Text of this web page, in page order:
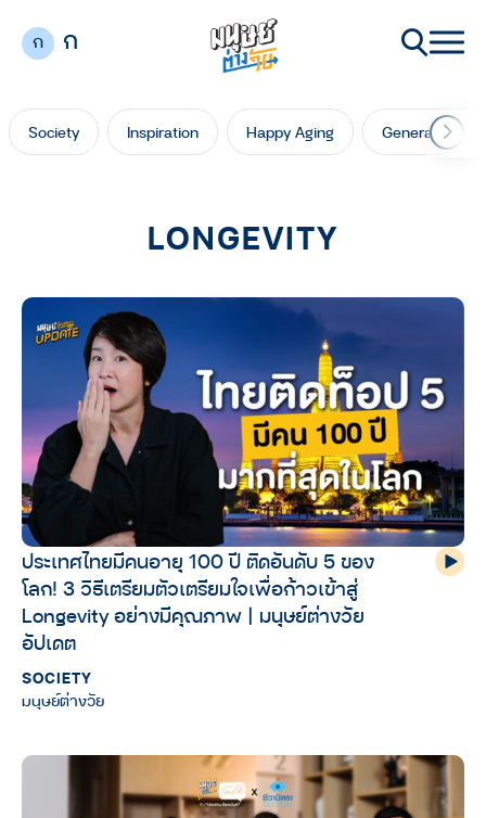
ก ก
Society Inspiration Happy Aging Generation
LONGEVITY
ประเทศไทยมีคนอายุ 100 ปี ติดอันดับ 5 ของ
โลก! 3 วิธีเตรียมตัวเตรียมใจเพื่อก้าวเข้าสู่
Longevity อย่างมีคุณภาพ | มนุษย์ต่างวัย
อัปเดต
SOCIETY
มนุษย์ต่างวัย